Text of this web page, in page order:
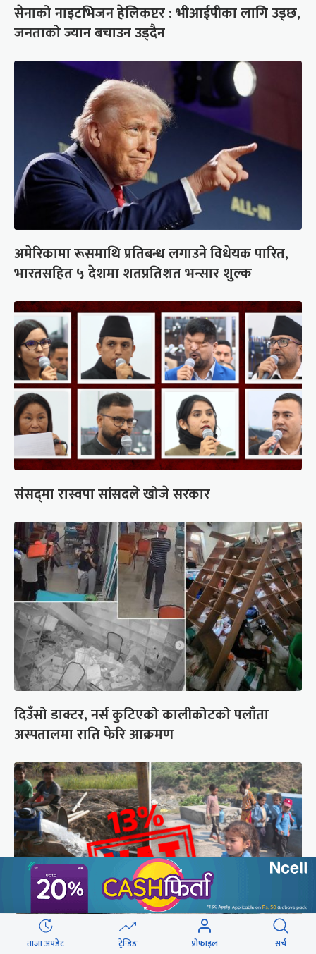
सेनाको नाइटभिजन हेलिकप्टर : भीआईपीका लागि उड्छ,
जनताको ज्यान बचाउन उड्दैन
अमेरिकामा रूसमाथि प्रतिबन्ध लगाउने विधेयक पारित,
भारतसहित ५ देशमा शतप्रतिशत भन्सार शुल्क
संसद्‍मा रास्वपा सांसदले खोजे सरकार
दिउँसो डाक्टर, नर्स कुटिएको कालीकोटको पलाँता
अस्पतालमा राति फेरि आक्रमण
ताजा अपडेट ट्रेन्डिङ प्रोफाइल सर्च